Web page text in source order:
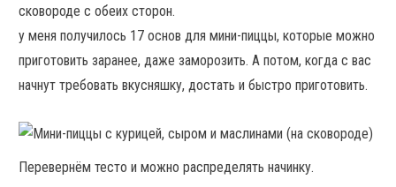
сковороде с обеих сторон.
у меня получилось 17 основ для мини-пиццы, которые можно
приготовить заранее, даже заморозить. А потом, когда с вас
начнут требовать вкусняшку, достать и быстро приготовить.
Перевернём тесто и можно распределять начинку.